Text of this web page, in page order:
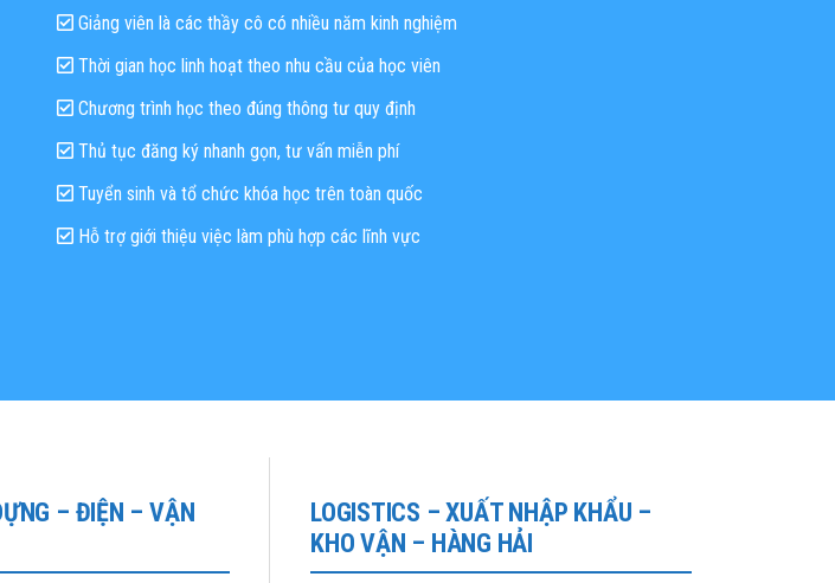
Giảng viên là các thầy cô có nhiều năm kinh nghiệm
Thời gian học linh hoạt theo nhu cầu của học viên
Chương trình học theo đúng thông tư quy định
Thủ tục đăng ký nhanh gọn, tư vấn miễn phí
Tuyển sinh và tổ chức khóa học trên toàn quốc
Hỗ trợ giới thiệu việc làm phù hợp các lĩnh vực
– ĐIỆN – VẬN
LOGISTICS – XUẤT NHẬP KHẨU –
KHO VẬN – HÀNG HẢI